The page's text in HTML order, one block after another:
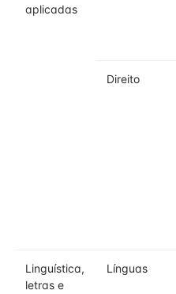
aplicadas
Direito
Linguística,
letras e
Línguas